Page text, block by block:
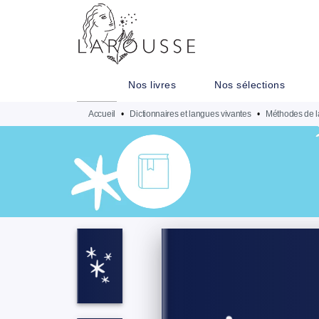
MENU
Nos livres Nos sélections
Accueil • Dictionnaires et langues vivantes • Méthodes de